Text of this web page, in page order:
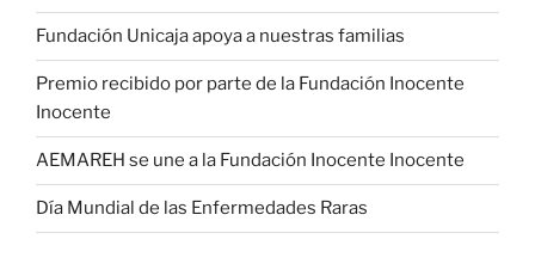
Fundación Unicaja apoya a nuestras familias
Premio recibido por parte de la Fundación Inocente
Inocente
AEMAREH se une a la Fundación Inocente Inocente
Día Mundial de las Enfermedades Raras